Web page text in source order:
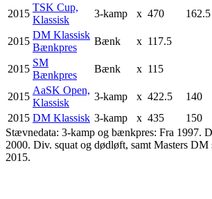
2015
TSK Cup,
Klassisk
3-kamp x 470 162.5
2015
DM Klassisk
Bænkpres
Bænk x 117.5
2015
SM
Bænkpres
Bænk x 115
2015
AaSK Open,
Klassisk
3-kamp x 422.5 140
2015 DM Klassisk 3-kamp x 435 150
Stævnedata: 3-kamp og bænkpres: Fra 1997.
2000. Div. squat og dødløft, samt Masters DM
2015.